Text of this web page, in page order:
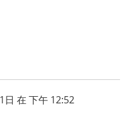
日 在 下午 12:52